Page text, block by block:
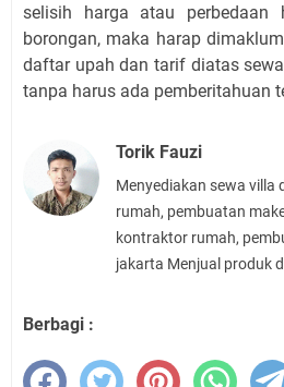
selisih harga atau
borongan, maka harap
daftar upah dan tarif diatas
tanpa harus ada pemberitahuan
Torik Fauzi
Menyediakan sewa villa
rumah, pembuatan
kontraktor rumah,
jakarta Menjual produk
Berbagi :